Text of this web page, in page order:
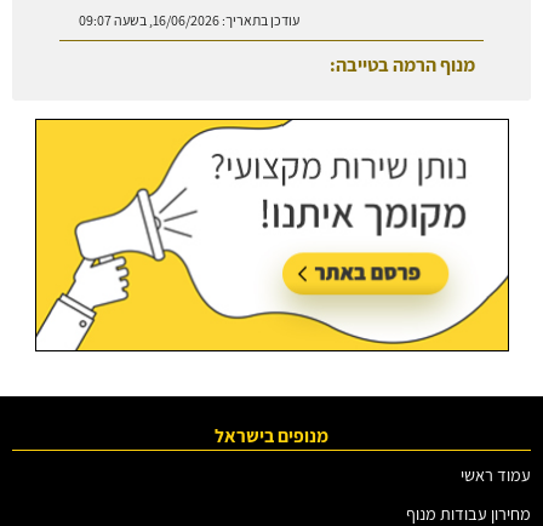
עודכן בתאריך:16/06/2026, בשעה 09:07
מנוף הרמה בטייבה:
מנופים בישראל
עמוד ראשי
מחירון עבודות מנוף